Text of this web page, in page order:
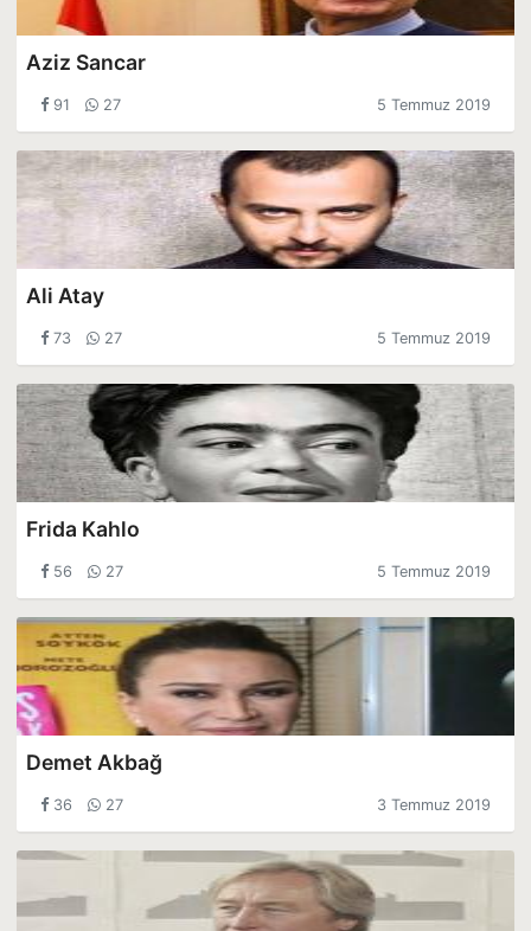
Aziz Sancar
91 27 5 Temmuz 2019
Ali Atay
73 27 5 Temmuz 2019
Frida Kahlo
56 27 5 Temmuz 2019
Demet Akbağ
36 27 3 Temmuz 2019